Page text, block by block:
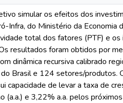
simular os efeitos dos
Infra, do Ministério da Economia
total dos fatores (PTF) e
resultados foram obtidos por
dinâmica recursiva calibrado
Brasil e 124 setores/produtos.
capacidade de levar a taxa de
(a.a.) e 3,22% a.a. pelos